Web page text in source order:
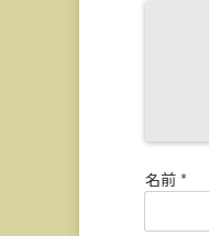
名前 *